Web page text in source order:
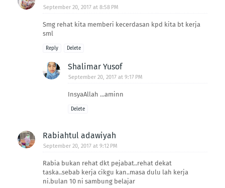
September 20, 2017 at 8:58 PM
Smg rehat kita memberi kecerdasan kpd kita bt kerja
sml
Reply Delete
Shalimar Yusof
September 20, 2017 at 9:17 PM
InsyaAllah ...aminn
Delete
Rabiahtul adawiyah
September 20, 2017 at 9:12 PM
Rabia bukan rehat dkt pejabat..rehat dekat
taska..sebab kerja cikgu kan..masa dulu lah kerja
ni.bulan 10 ni sambung belajar